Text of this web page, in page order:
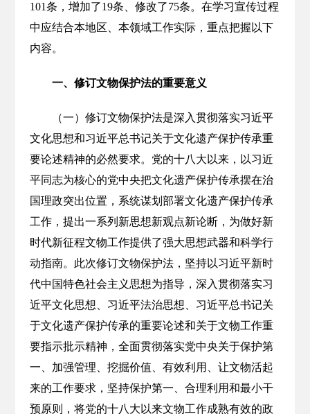
101条，增加了19条、修改了75条。在学习宣传过程
中应结合本地区、本领域工作实际，重点把握以下
内容。
一、修订文物保护法的重要意义
（一）修订文物保护法是深入贯彻落实习近平
文化思想和习近平总书记关于文化遗产保护传承重
要论述精神的必然要求。党的十八大以来，以习近
平同志为核心的党中央把文化遗产保护传承摆在治
国理政突出位置，系统谋划部署文化遗产保护传承
工作，提出一系列新思想新观点新论断，为做好新
时代新征程文物工作提供了强大思想武器和科学行
动指南。此次修订文物保护法，坚持以习近平新时
代中国特色社会主义思想为指导，深入贯彻落实习
近平文化思想、习近平法治思想、习近平总书记关
于文化遗产保护传承的重要论述和关于文物工作重
要指示批示精神，全面贯彻落实党中央关于保护第
一、加强管理、挖掘价值、有效利用、让文物活起
来的工作要求，坚持保护第一、合理利用和最小干
预原则，将党的十八大以来文物工作成熟有效的政